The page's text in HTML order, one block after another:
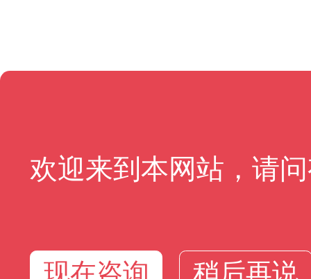
欢迎来到本网站，请
现在咨询 稍后再说